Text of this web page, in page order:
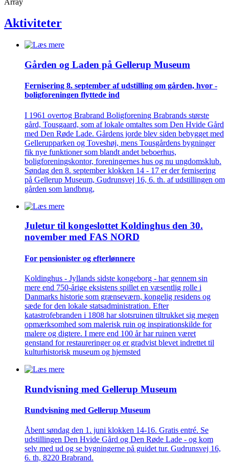
Aktiviteter
Gården og Laden på Gellerup Museum
Fernisering 8. september af ­udstilling om gården, hvor ­
bolig­foreningen flyttede ind
I 1961 overtog Brabrand Boligforening Brabrands største
gård, Tousgaard, som af lokale omtaltes som Den Hvide Gård
med Den Røde Lade. Gårdens jorde blev siden bebygget med
Gellerupparken og Toveshøj, mens Tousgårdens bygninger
fik nye funktioner som blandt andet beboerhus,
boligforeningskontor, foreningernes hus og nu ungdomsklub.
Søndag den 8. september klokken 14 - 17 er der fernisering
på Gellerup Museum, Gudrunsvej 16, 6. th. af udstillingen om
gården som landbrug,
Juletur til kongeslottet Koldinghus den 30.
november med FAS NORD
For pensionister og efterlønnere
Koldinghus - Jyllands sidste kongeborg - har gennem sin
mere end 750-årige eksistens spillet en væsentlig rolle i
Danmarks historie som grænseværn, kongelig residens og
sæde for den lokale statsadministration. Efter
katastrofebranden i 1808 har slotsruinen tiltrukket sig megen
opmærksomhed som malerisk ruin og inspirationskilde for
malere og digtere. I mere end 100 år har ruinen været
genstand for restaureringer og er gradvist blevet indrettet til
kulturhistorisk museum og hjemsted
Rundvisning med Gellerup Museum
Rundvisning med Gellerup Museum
Åbent søndag den 1. juni klokken 14-16. Gratis entré. Se
udstillingen Den Hvide Gård og Den Røde Lade - og kom
selv med ud og se bygningerne på guidet tur. Gudrunsvej 16,
6. th, 8220 Brabrand.